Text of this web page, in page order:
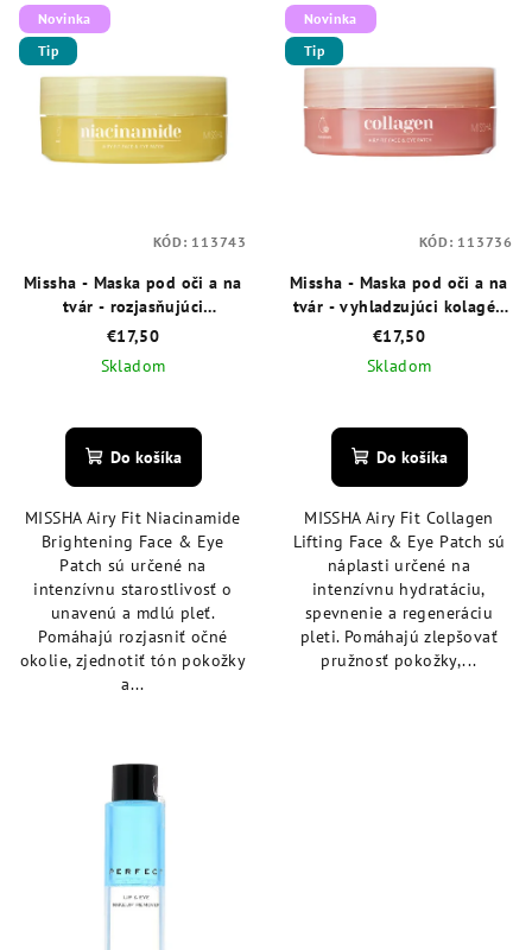
o
d
ý
p
Novinka
Tip
Missha - Maska pod oči a na
tvár - rozjasňujúci
niacínamid 60 ks
€17,50
Skladom
hodnotenie
produktu
z
5
hviezdičiek.
Do košíka
MISSHA Airy Fit Niacinamide
Brightening Face & Eye
Patch sú určené na
intenzívnu starostlivosť o
unavenú a mdlú pleť.
Pomáhajú rozjasniť očné
okolie, zjednotiť tón pokožky
a...
KÓD: 113743
Novinka
Tip
Missha - Maska pod oči a na
tvár - vyhladzujúci kolagén
60 ks
€17,50
Skladom
hodnotenie
produktu
z
5
hviezdičiek.
Do košíka
MISSHA Airy Fit Collagen
Lifting Face & Eye Patch sú
náplasti určené na
intenzívnu hydratáciu,
spevnenie a regeneráciu
pleti. Pomáhajú zlepšovať
pružnosť pokožky,...
KÓD: 113736